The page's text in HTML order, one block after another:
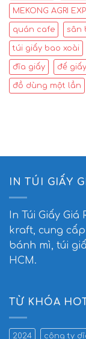
MEKONG AGRI
quán cafe sân
túi giấy bao xoài
đĩa giấy đế
đồ dùng một lần
IN TÚI GIẤY
In Túi Giấy Giá
kraft, cung
bánh mì, túi
HCM.
TỪ KHÓA HOT
2024 công ty